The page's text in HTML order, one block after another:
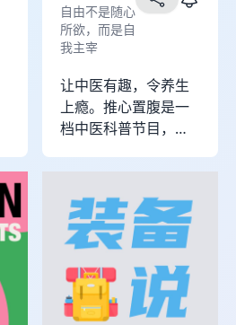
自由不是随心
所欲，而是自
我主宰
让中医有趣，令养生
上瘾。推心置腹是一
档中医科普节目，自
目标是：无惧慢性疾
病，优雅美丽地老
去。